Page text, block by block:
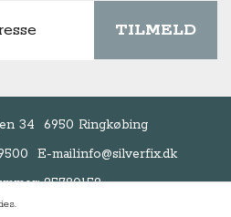
TILMELD
34
6950 Ringkøbing
E-mail:info@silverfix.dk
25780159